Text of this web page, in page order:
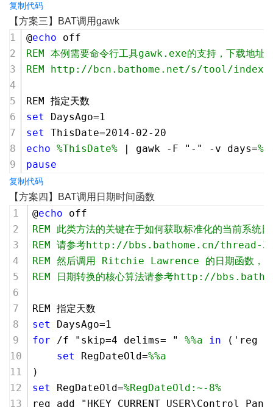
复制代码
【方案三】BAT调用gawk
@echo off
REM 本例需要命令行工具gawk.exe的支持，下载地址
REM http://bcn.bathome.net/s/tool/
REM 指定天数
set
DaysAgo=1
set
ThisDate=2014- 02- 20
echo %ThisDate% | gawk -F "-" -v days=
pause
复制代码
【方案四】BAT调用日期时间函数
@echo off
REM 此类方法的关键在于如何获取标准化的当前系统
REM 请参考http://bbs.bathome.cn/thread-
REM 然后调用 Ritchie Lawrence 的日期函数，便
REM 日期转换的核心算法请参考http://
REM 指定天数
set
DaysAgo=1
for /f "skip=4 delims= " %%a in ('reg
set
RegDateOld=%%a
)
set
RegDateOld=%RegDateOld:~-8%
reg add